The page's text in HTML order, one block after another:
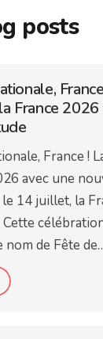
posts
France 2026
France !
avec une
le 14 juillet, la
nom de Fête